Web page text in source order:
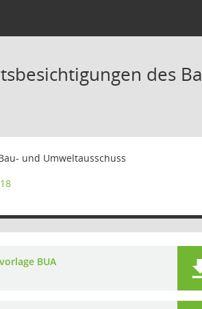
des
und Umweltausschuss
BUA